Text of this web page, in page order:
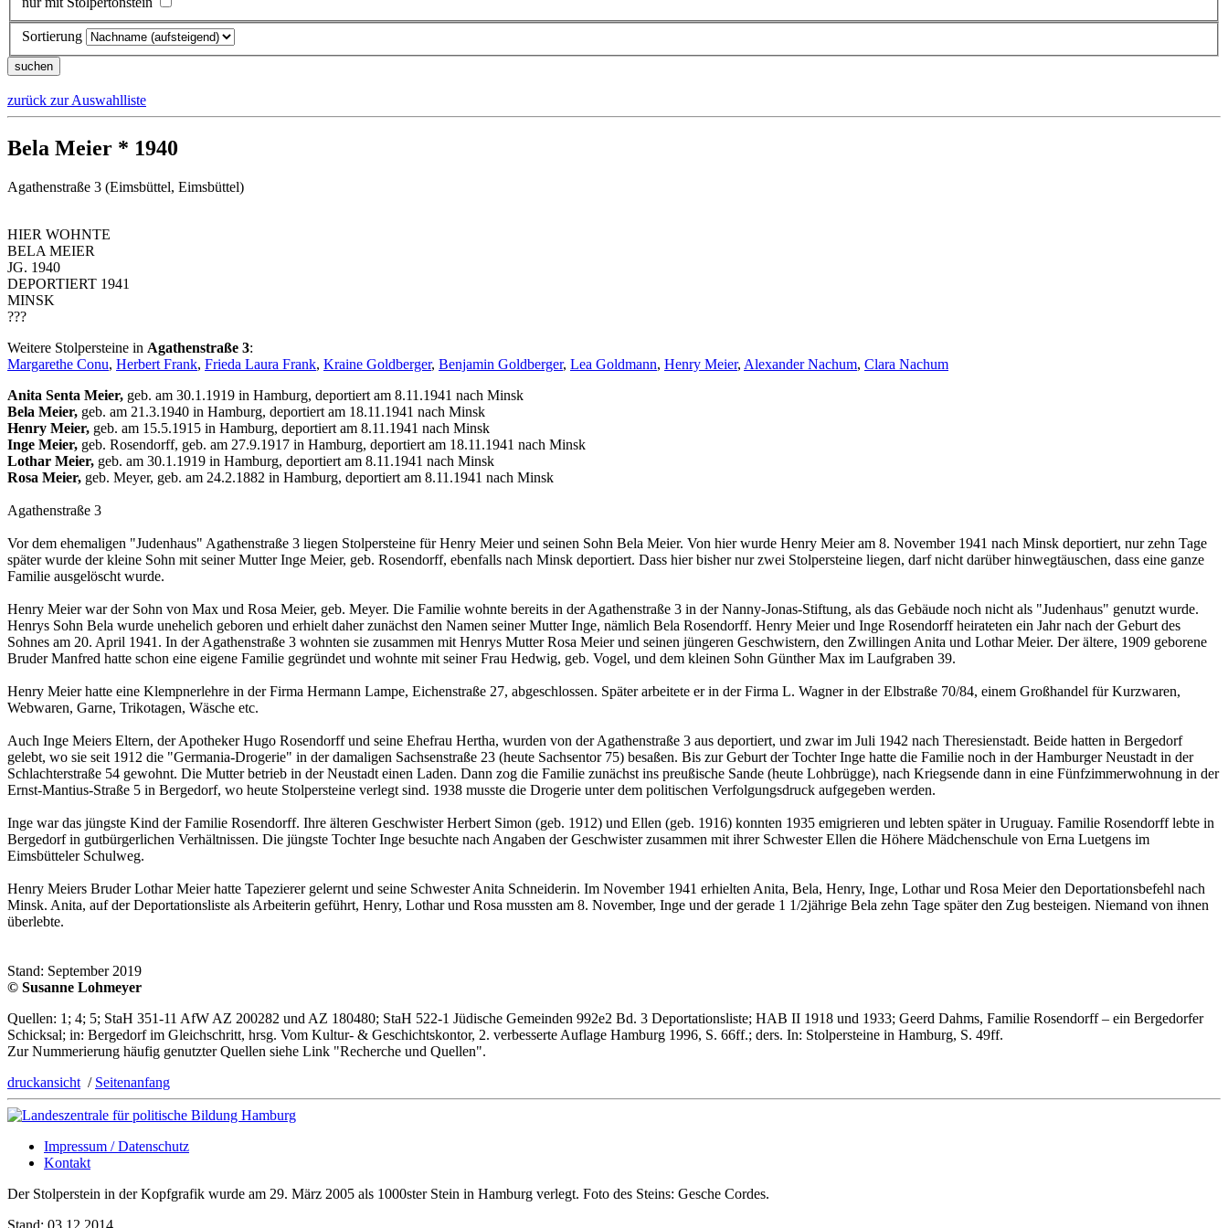
Sortierung
zurück zur Auswahlliste
Bela Meier * 1940
Agathenstraße 3 (Eimsbüttel, Eimsbüttel)
HIER WOHNTE
BELA MEIER
JG. 1940
DEPORTIERT 1941
MINSK
???
Weitere Stolpersteine in Agathenstraße 3:
Margarethe Conu, Herbert Frank, Frieda Laura Frank, Kraine Goldberger, Benjamin Goldberger, Lea Goldmann, Henry Meier, Alexander Nachum, Clara Nachum
Anita Senta Meier, geb. am 30.1.1919 in Hamburg, deportiert am 8.11.1941 nach Minsk
Bela Meier, geb. am 21.3.1940 in Hamburg, deportiert am 18.11.1941 nach Minsk
Henry Meier, geb. am 15.5.1915 in Hamburg, deportiert am 8.11.1941 nach Minsk
Inge Meier, geb. Rosendorff, geb. am 27.9.1917 in Hamburg, deportiert am 18.11.1941 nach Minsk
Lothar Meier, geb. am 30.1.1919 in Hamburg, deportiert am 8.11.1941 nach Minsk
Rosa Meier, geb. Meyer, geb. am 24.2.1882 in Hamburg, deportiert am 8.11.1941 nach Minsk
Agathenstraße 3
Vor dem ehemaligen "Judenhaus" Agathenstraße 3 liegen Stolpersteine für Henry Meier und seinen Sohn Bela Meier. Von hier wurde Henry Meier am 8. November 1941 nach Minsk deportiert, nur zehn Tage
später wurde der kleine Sohn mit seiner Mutter Inge Meier, geb. Rosendorff, ebenfalls nach Minsk deportiert. Dass hier bisher nur zwei Stolpersteine liegen, darf nicht darüber hinwegtäuschen, dass eine ganze
Familie ausgelöscht wurde.
Henry Meier war der Sohn von Max und Rosa Meier, geb. Meyer. Die Familie wohnte bereits in der Agathenstraße 3 in der Nanny-Jonas-Stiftung, als das Gebäude noch nicht als "Judenhaus" genutzt wurde.
Henrys Sohn Bela wurde unehelich geboren und erhielt daher zunächst den Namen seiner Mutter Inge, nämlich Bela Rosendorff. Henry Meier und Inge Rosendorff heirateten ein Jahr nach der Geburt des
Sohnes am 20. April 1941. In der Agathenstraße 3 wohnten sie zusammen mit Henrys Mutter Rosa Meier und seinen jüngeren Geschwistern, den Zwillingen Anita und Lothar Meier. Der ältere, 1909 geborene
Bruder Manfred hatte schon eine eigene Familie gegründet und wohnte mit seiner Frau Hedwig, geb. Vogel, und dem kleinen Sohn Günther Max im Laufgraben 39.
Henry Meier hatte eine Klempnerlehre in der Firma Hermann Lampe, Eichenstraße 27, abgeschlossen. Später arbeitete er in der Firma L. Wagner in der Elbstraße 70/84, einem Großhandel für Kurzwaren,
Webwaren, Garne, Trikotagen, Wäsche etc.
Auch Inge Meiers Eltern, der Apotheker Hugo Rosendorff und seine Ehefrau Hertha, wurden von der Agathenstraße 3 aus deportiert, und zwar im Juli 1942 nach Theresienstadt. Beide hatten in Bergedorf
gelebt, wo sie seit 1912 die "Germania-Drogerie" in der damaligen Sachsenstraße 23 (heute Sachsentor 75) besaßen. Bis zur Geburt der Tochter Inge hatte die Familie noch in der Hamburger Neustadt in der
Schlachterstraße 54 gewohnt. Die Mutter betrieb in der Neustadt einen Laden. Dann zog die Familie zunächst ins preußische Sande (heute Lohbrügge), nach Kriegsende dann in eine Fünfzimmerwohnung in der
Ernst-Mantius-Straße 5 in Bergedorf, wo heute Stolpersteine verlegt sind. 1938 musste die Drogerie unter dem politischen Verfolgungsdruck aufgegeben werden.
Inge war das jüngste Kind der Familie Rosendorff. Ihre älteren Geschwister Herbert Simon (geb. 1912) und Ellen (geb. 1916) konnten 1935 emigrieren und lebten später in Uruguay. Familie Rosendorff lebte in
Bergedorf in gutbürgerlichen Verhältnissen. Die jüngste Tochter Inge besuchte nach Angaben der Geschwister zusammen mit ihrer Schwester Ellen die Höhere Mädchenschule von Erna Luetgens im
Eimsbütteler Schulweg.
Henry Meiers Bruder Lothar Meier hatte Tapezierer gelernt und seine Schwester Anita Schneiderin. Im November 1941 erhielten Anita, Bela, Henry, Inge, Lothar und Rosa Meier den Deportationsbefehl nach
Minsk. Anita, auf der Deportationsliste als Arbeiterin geführt, Henry, Lothar und Rosa mussten am 8. November, Inge und der gerade 1 1/2jährige Bela zehn Tage später den Zug besteigen. Niemand von ihnen
überlebte.
Stand: September 2019
© Susanne Lohmeyer
Quellen: 1; 4; 5; StaH 351-11 AfW AZ 200282 und AZ 180480; StaH 522-1 Jüdische Gemeinden 992e2 Bd. 3 Deportationsliste; HAB II 1918 und 1933; Geerd Dahms, Familie Rosendorff – ein Bergedorfer
Schicksal; in: Bergedorf im Gleichschritt, hrsg. Vom Kultur- & Geschichtskontor, 2. verbesserte Auflage Hamburg 1996, S. 66ff.; ders. In: Stolpersteine in Hamburg, S. 49ff.
Zur Nummerierung häufig genutzter Quellen siehe Link "Recherche und Quellen".
druckansicht / Seitenanfang
Impressum / Datenschutz
Kontakt
Der Stolperstein in der Kopfgrafik wurde am 29. März 2005 als 1000ster Stein in Hamburg verlegt. Foto des Steins: Gesche Cordes.
Stand: 03.12.2014